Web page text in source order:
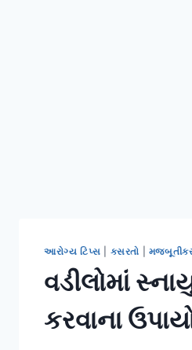
આરોગ્ય ટિપ્સ કસરતો
વડીલોમાં
કરવાના